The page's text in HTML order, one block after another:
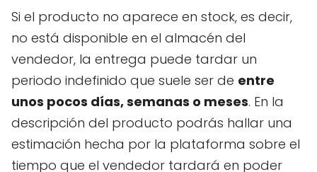
Si el producto no aparece en stock, es decir,
no está disponible en el almacén del
vendedor, la entrega puede tardar un
periodo indefinido que suele ser de entre
unos pocos días, semanas o meses. En la
descripción del producto podrás hallar una
estimación hecha por la plataforma sobre el
tiempo que el vendedor tardará en poder